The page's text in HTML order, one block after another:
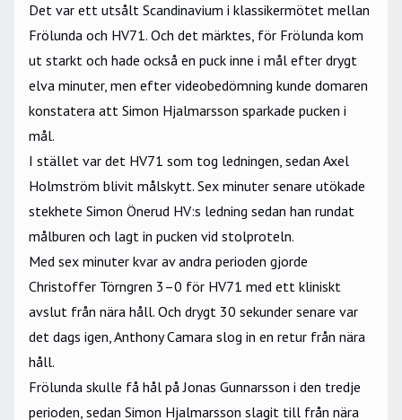
Det var ett utsålt Scandinavium i klassikermötet mellan
Frölunda och HV71. Och det märktes, för Frölunda kom
ut starkt och hade också en puck inne i mål efter drygt
elva minuter, men efter videobedömning kunde domaren
konstatera att Simon Hjalmarsson sparkade pucken i
mål.
I stället var det HV71 som tog ledningen, sedan Axel
Holmström blivit målskytt. Sex minuter senare utökade
stekhete Simon Önerud HV:s ledning sedan han rundat
målburen och lagt in pucken vid stolproteln.
Med sex minuter kvar av andra perioden gjorde
Christoffer Törngren 3–0 för HV71 med ett kliniskt
avslut från nära håll. Och drygt 30 sekunder senare var
det dags igen, Anthony Camara slog in en retur från nära
håll.
Frölunda skulle få hål på Jonas Gunnarsson i den tredje
perioden, sedan Simon Hjalmarsson slagit till från nära